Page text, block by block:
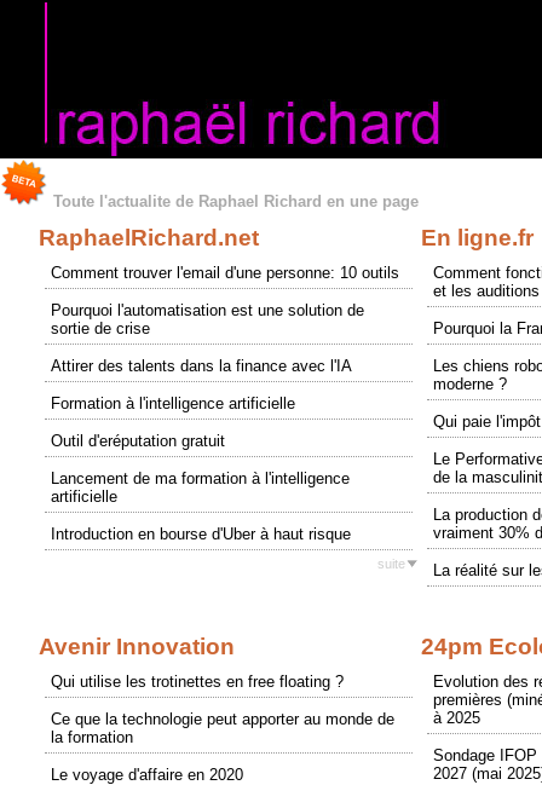
Toute l'actualite de Raphael Richard en une page
RaphaelRichard.net
Comment trouver l'email d'une personne: 10 outils
Pourquoi l'automatisation est une solution de
sortie de crise
Attirer des talents dans la finance avec l'IA
Formation à l'intelligence artificielle
Outil d'eréputation gratuit
Lancement de ma formation à l'intelligence
artificielle
Introduction en bourse d'Uber à haut risque
suite
En ligne.fr
Comment
et les
Pourquoi la
Les chiens
moderne ?
Qui paie
Le
de la
La production
vraiment 30%
La réalité sur
Avenir Innovation
Qui utilise les trotinettes en free floating ?
Ce que la technologie peut apporter au monde de
la formation
Le voyage d'affaire en 2020
24pm
Evolution des
premières
à 2025
Sondage IFOP
2027 (mai